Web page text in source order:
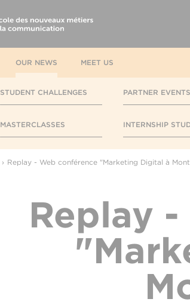
OUR NEWS MEET US
STUDENT CHALLENGES
MASTERCLASSES
PARTNER EVENTS
INTERNSHIP
Replay - Web conférence "Marketing Digital à
Replay